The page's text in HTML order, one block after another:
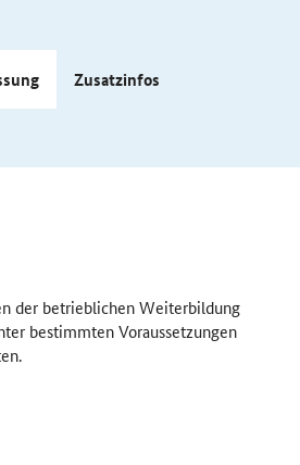
Zusatzinfos
der betrieblichen Weiterbildung
bestimmten Voraussetzungen